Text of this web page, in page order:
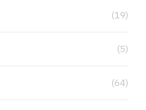
(19)
(5)
(64)